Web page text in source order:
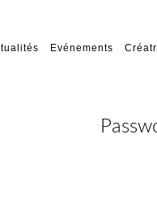
Evénements